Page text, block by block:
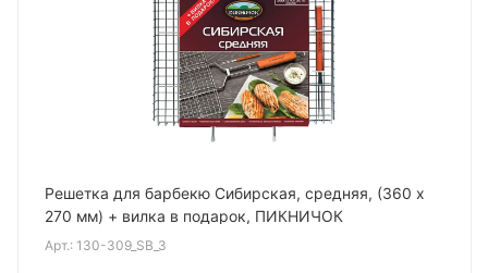
Решетка для барбекю Сибирская, средняя, (360 х
270 мм) + вилка в подарок, ПИКНИЧОК
Арт.: 130-309_SB_3